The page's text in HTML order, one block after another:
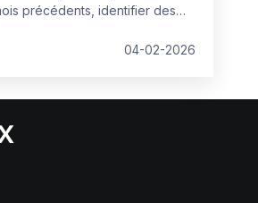
précédents, identifier des
processus de paie. Qualité de
Johanne Decelle,
paie confirmée chez SD
ses recommandations pour
04-02-2026